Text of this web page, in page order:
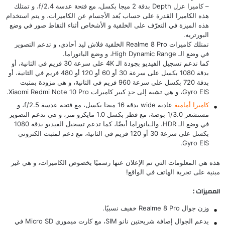
– كاميرا عزل Depth بدقة 2 ميجا بكسل، مع فتحة عدسة f/2.4، و تمتلك
هذه الكاميرا القدرة على حساب بُعد الأجسام عن الكاميرات، و يتم استخدام
هذه الميزة في التعرّف على الخلفية و الأشخاص أثناء التقاط صور في وضع
البورتريه.
تمتلك كاميرات Realme 8 Pro الخلفية فلاش ليد أحادي، و تدعم التصوير
في وضع الـ High Dynamic Range، و وضع البانوراما.
كما تدعم تسجيل الفيديو بجودة الـ 4K على سرعة 30 فريم في الثانية، أو
بدقة 1080 بكسل على سرعة 30 أو 60 أو 120 أو 480 فريم في الثانية، أو
بدقة 720 بكسل على سرعة 960 فريم في الثانية، و هي مزودة بمثبت
Gyro EIS، و هي تشبه إلى حدٍ كبير كاميرات
Xiaomi Redmi Note 10 Pro
.
كاميرا أمامية
عادية wide بدقة 16 ميجا بكسل، مع فتحة عدسة f/2.5، و
مستشعر 1/3.0 بوصة، مع قطر بكسل 1.0 مايكرو متر، و هي تدعم التصوير
في وضع الـ HDR، والـبانوراما أيضًا، كما تدعم تسجيل الفيديو بدقة 1080
بكسل على سرعة 30 أو 120 فريم في الثانية، مع دعم لمثبت الكتروني
Gyro EIS.
هذه هي المعلومات التي تم الإعلان عنها رسميًا بخصوص الكاميرات، و هي غير
مبنية على تجربة الهاتف في الواقع!
المميزات :
وزن جوال Realme 8 Pro خفيف نسبيًا.
يدعم الجوال إضافة شريحتين نانو SIM، مع كارت ميموري Micro SD في